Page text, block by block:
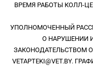
индивидуальная
собакам моложе 12-
перфорации
Следует с
диагностированным
ВРЕМЯ РАБОТЫ КОЛЛ-
УПОЛНОМОЧЕННЫЙ
О НАРУШЕНИИ
ЗАКОНОДАТЕЛЬСТВОМ О
VETAPTEKI@VET.BY.